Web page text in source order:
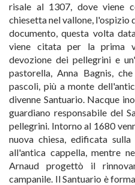
risale al 1307, dove viene
chiesetta nel vallone, l'ospizio
documento, questa volta
viene citata per la prima
devozione dei pellegrini e
pastorella, Anna Bagnis,
pascoli, più a monte
divenne Santuario. Nacque
guardiano responsabile del
pellegrini. Intorno al 1680
nuova chiesa, edificata
all'antica cappella, mentre
Arnaud progettò il
campanile. Il Santuario è